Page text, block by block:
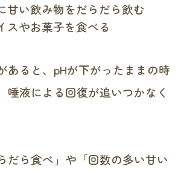
甘い飲み物をだらだら飲む
スやお菓子を食べる
あると、pHが下がったままの時
唾液による回復が追いつかなく
だら食べ」や「回数の多い甘い